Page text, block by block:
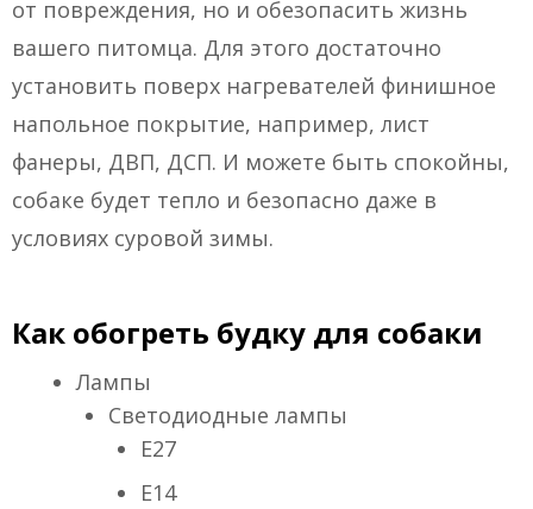
от повреждения, но и обезопасить жизнь
вашего питомца. Для этого достаточно
установить поверх нагревателей финишное
напольное покрытие, например, лист
фанеры, ДВП, ДСП. И можете быть спокойны,
собаке будет тепло и безопасно даже в
условиях суровой зимы.
Как обогреть будку для собаки
Лампы
Светодиодные лампы
Е27
Е14